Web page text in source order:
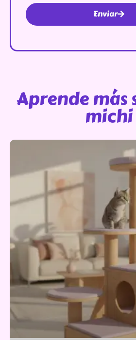
Enviar
Aprende más
michi